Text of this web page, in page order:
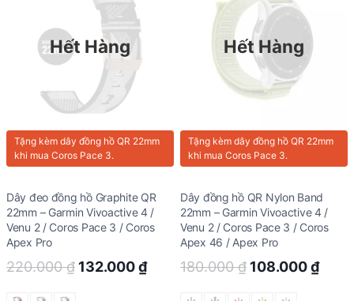
Hết Hàng
Tặng kèm dây đồng hồ QR 22mm
khi mua Coros Pace 3.
Dây đeo đồng hồ Graphite QR
22mm – Garmin Vivoactive 4 /
Venu 2 / Coros Pace 3 / Coros
Apex Pro
220.000₫ Original
132.000₫Current
Hết Hàng
Tặng kèm dây đồng hồ QR 22mm
khi mua Coros Pace 3.
Dây đồng hồ QR Nylon Band
22mm – Garmin Vivoactive 4 /
Venu 2 / Coros Pace 3 / Coros
Apex 46 / Apex Pro
180.000₫ Original
108.000₫